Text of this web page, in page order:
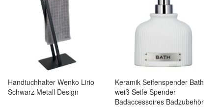
Handtuchhalter Wenko Lirio
Schwarz Metall Design
Keramik Seifenspender Bath
weiß Seife Spender
Badaccessoires Badzubehör